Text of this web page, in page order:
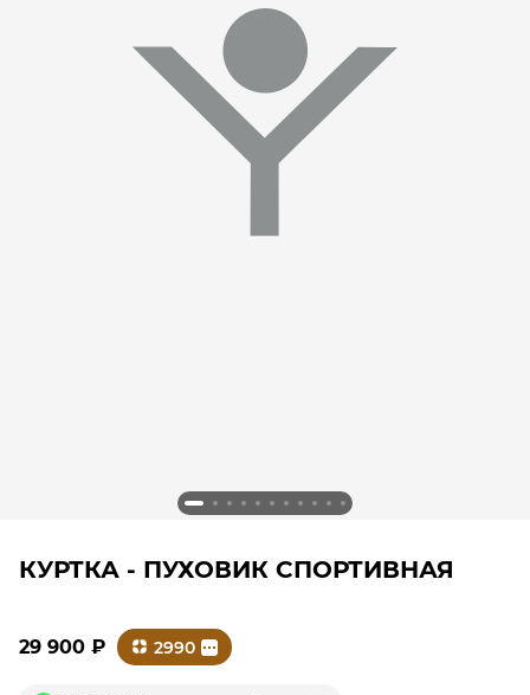
КУРТКА - ПУХОВИК СПОРТИВНАЯ
29 900 ₽ 2990